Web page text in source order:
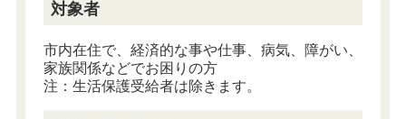
対象者
市内在住で、経済的な事や仕事、病気、障がい、
家族関係などでお困りの方
注：生活保護受給者は除きます。